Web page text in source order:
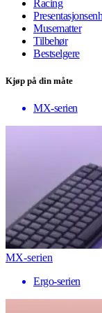
Racing
Musematter
Tilbehør
Bestselgere
Kjøp på din måte
MX-serien
MX-serien
Ergo-serien